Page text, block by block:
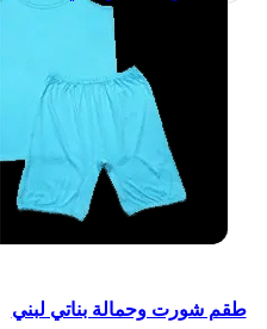
طقم شورت وحمالة بناتي لبني